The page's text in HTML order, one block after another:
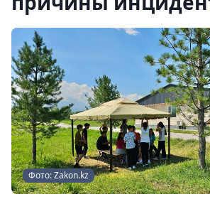
Фото: Zakon.kz